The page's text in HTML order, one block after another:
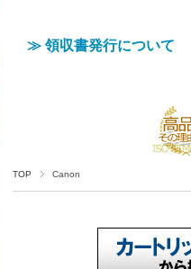
≫ 領収書発行について
TOP Canon